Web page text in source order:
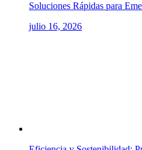
Soluciones Rápidas para
julio 16, 2026